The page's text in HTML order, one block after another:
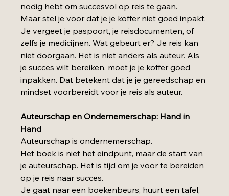
nodig hebt om succesvol op reis te gaan.
Maar stel je voor dat je je koffer niet goed inpakt.
Je vergeet je paspoort, je reisdocumenten, of
zelfs je medicijnen. Wat gebeurt er? Je reis kan
niet doorgaan. Het is niet anders als auteur. Als
je succes wilt bereiken, moet je je koffer goed
inpakken. Dat betekent dat je je gereedschap en
mindset voorbereidt voor je reis als auteur.
Auteurschap en Ondernemerschap: Hand in
Hand
Auteurschap is ondernemerschap.
Het boek is niet het eindpunt, maar de start van
je auteurschap. Het is tijd om je voor te bereiden
op je reis naar succes.
Je gaat naar een boekenbeurs, huurt een tafel,